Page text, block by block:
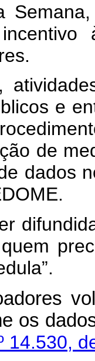
e
de
dados
os
14.530,